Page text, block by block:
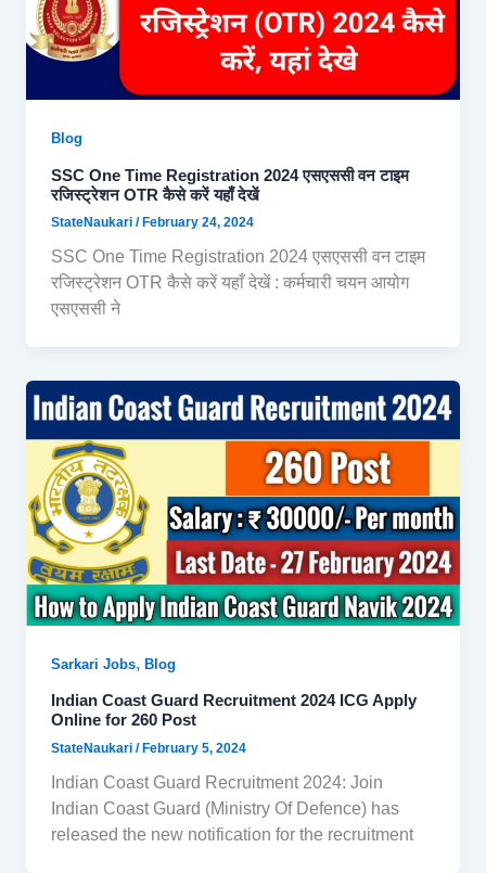
Blog
SSC One Time Registration 2024 एसएससी वन टाइम
रजिस्ट्रेशन OTR कैसे करें यहाँ देखें
StateNaukari/ February 24, 2024
SSC One Time Registration 2024 एसएससी वन टाइम
रजिस्ट्रेशन OTR कैसे करें यहाँ देखें : कर्मचारी चयन आयोग
एसएससी ने
Sarkari Jobs,Blog
Indian Coast Guard Recruitment 2024 ICG Apply
Online for 260 Post
StateNaukari/ February 5, 2024
Indian Coast Guard Recruitment 2024: Join
Indian Coast Guard (Ministry Of Defence) has
released the new notification for the recruitment